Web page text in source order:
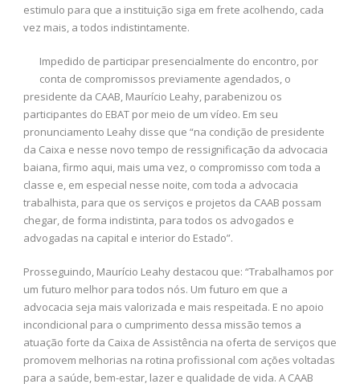
estimulo para que a instituição siga em frete acolhendo, cada
vez mais, a todos indistintamente.
Impedido de participar presencialmente do encontro, por
conta de compromissos previamente agendados, o
presidente da CAAB, Maurício Leahy, parabenizou os
participantes do EBAT por meio de um vídeo. Em seu
pronunciamento Leahy disse que “na condição de presidente
da Caixa e nesse novo tempo de ressignificação da advocacia
baiana, firmo aqui, mais uma vez, o compromisso com toda a
classe e, em especial nesse noite, com toda a advocacia
trabalhista, para que os serviços e projetos da CAAB possam
chegar, de forma indistinta, para todos os advogados e
advogadas na capital e interior do Estado”.
Prosseguindo, Maurício Leahy destacou que: “Trabalhamos por
um futuro melhor para todos nós. Um futuro em que a
advocacia seja mais valorizada e mais respeitada. E no apoio
incondicional para o cumprimento dessa missão temos a
atuação forte da Caixa de Assistência na oferta de serviços que
promovem melhorias na rotina profissional com ações voltadas
para a saúde, bem-estar, lazer e qualidade de vida. A CAAB